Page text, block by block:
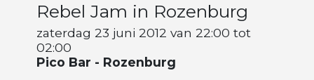
Webstore
Rebel Jam in Rozenburg
zaterdag 23 juni 2012 van 22:00 tot
02:00
Pico Bar - Rozenburg